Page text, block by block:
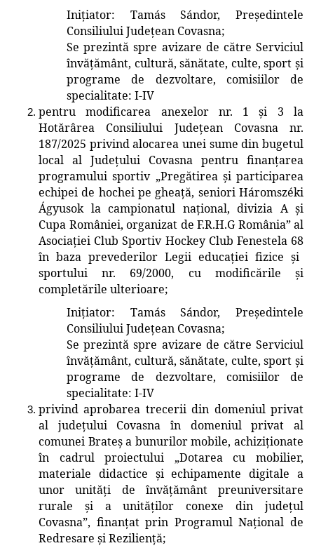
Inițiator: Tamás Sándor, Președintele
Consiliului Județean Covasna;
Se prezintă spre avizare de către Serviciul
învățământ, cultură, sănătate, culte, sport și
programe de dezvoltare, comisiilor de
specialitate: I-IV
pentru modificarea anexelor nr. 1 și 3 la
Hotărârea Consiliului Județean Covasna nr.
187/2025 privind alocarea unei sume din bugetul
local al Județului Covasna pentru finanțarea
programului sportiv „Pregătirea și participarea
echipei de hochei pe gheață, seniori Háromszéki
Ágyusok la campionatul național, divizia A și
Cupa României, organizat de F.R.H.G România”al
Asociației Club Sportiv Hockey Club Fenestela 68
în baza prevederilor Legii educației fizice și
sportului nr. 69/2000, cu modificările și
completările ulterioare;
Inițiator: Tamás Sándor, Președintele
Consiliului Județean Covasna;
Se prezintă spre avizare de către Serviciul
învățământ, cultură, sănătate, culte, sport și
programe de dezvoltare, comisiilor de
specialitate: I-IV
privind aprobarea treceriidin domeniul privat
al județului Covasna în domeniul privat al
comunei Brateșa bunurilor mobile, achiziționate
în cadrul proiectului „Dotarea cu mobilier,
materiale didactice și echipamente digitale a
unor unități de învățământ preuniversitare
rurale și a unităților conexe din județul
Covasna”, finanțat prin Programul Național de
Redresare și Reziliență;